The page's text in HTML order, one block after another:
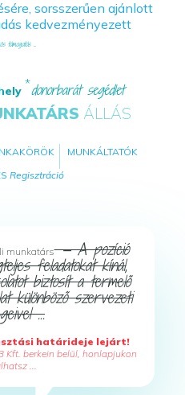
támogatás ...
donorbarát segédlet
ÁLLÁS
MUNKÁLTATÓK
Regisztráció
munkatárs— A pozíció
feladatokat kínál,
biztosít a termelő
különböző szervezeti
...
határideje lejárt!
Kft. berkein belül, honlapjukon
...